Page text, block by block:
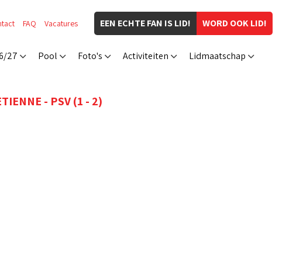
WORD OOK LID!
EEN ECHTE FAN IS LID!
FAQ Vacatures
27 Pool Foto's Activiteiten Lidmaatschap
- PSV (1 - 2)